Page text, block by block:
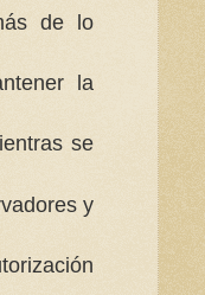
de lo
la
se
y